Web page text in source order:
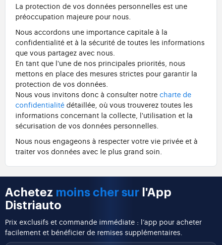
La protection de vos données personnelles est une
préoccupation majeure pour nous.
Nous accordons une importance capitale à la
confidentialité et à la sécurité de toutes les informations
que vous partagez avec nous.
En tant que l'une de nos principales priorités, nous
mettons en place des mesures strictes pour garantir la
protection de vos données.
Nous vous invitons donc à consulter notre charte de
confidentialité détaillée, où vous trouverez toutes les
informations concernant la collecte, l'utilisation et la
sécurisation de vos données personnelles.
Nous nous engageons à respecter votre vie privée et à
traiter vos données avec le plus grand soin.
Achetez moins cher sur l'App
Distriauto
Prix exclusifs et commande immédiate : l’app pour acheter
facilement et bénéficier de remises supplémentaires.